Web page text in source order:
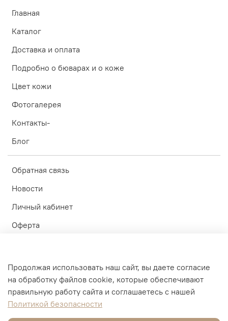
Главная
Каталог
Доставка и оплата
Подробно о бюварах и о коже
Цвет кожи
Фотогалерея
Контакты-
Блог
Обратная связь
Новости
Личный кабинет
Оферта
© ИП Блинков А.А. 2010-2026
Продолжая использовать наш сайт, вы даете согласие
на обработку файлов cookie, которые обеспечивают
правильную работу сайта и соглашаетесь с нашей
Политикой безопасности